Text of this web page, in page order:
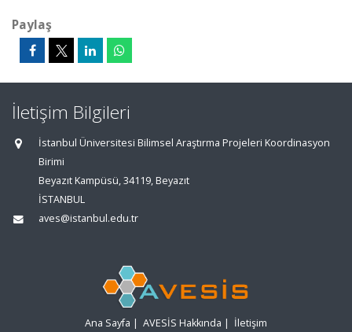
Paylaş
İletişim Bilgileri
İstanbul Üniversitesi Bilimsel Araştırma Projeleri Koordinasyon
Birimi
Beyazıt Kampüsü, 34119, Beyazıt
İSTANBUL
aves@istanbul.edu.tr
Ana Sayfa | AVESİS Hakkında | İletişim